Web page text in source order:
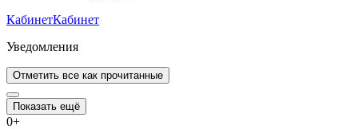
КабинетКабинет
Уведомления
Отметить все как прочитанные
Показать ещё
0+